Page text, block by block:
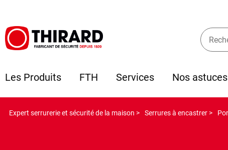
Les Produits FTH Services Nos astuces
Expert serrurerie et sécurité de la maison > Serrures à encastrer >